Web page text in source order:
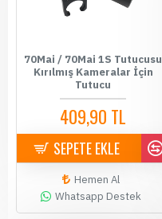
70Mai / 70Mai 1S Tutucusu
Kırılmış Kameralar İçin
Tutucu
409,90 TL
SEPETE EKLE
Hemen Al
Whatsapp Destek